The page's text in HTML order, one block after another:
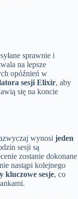
sprawnie i
na lepsze
opóźnień w
sesji Elixir, aby
się na koncie
wynosi jeden
sesji są
zostanie dokonane
nastąpi kolejnego
sesje, co